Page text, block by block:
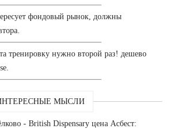
фондовый рынок, должны
тренировку нужно второй раз! дешево
МЫСЛИ
- British Dispensary цена Асбест: